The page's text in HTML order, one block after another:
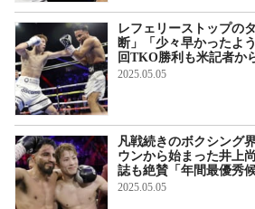
レフェリーストップの
断」「少々早かったよ
回TKO勝利も米記者か
2025.05.05
凡戦続きのボクシング
ウンから始まった井上
誌も絶賛「年間最優秀
2025.05.05